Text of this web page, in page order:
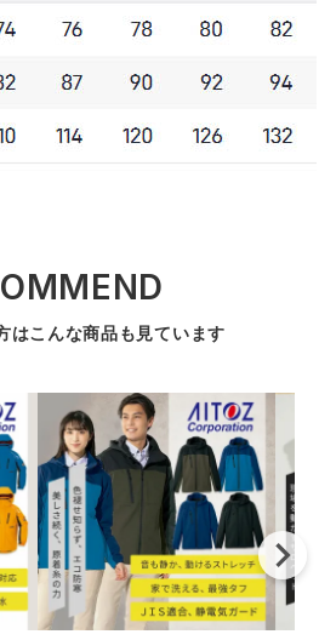
はこんな商品も見ています